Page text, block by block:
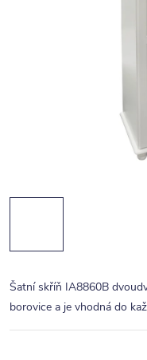
Šatní skříň IA8860B
borovice a je vhodná do